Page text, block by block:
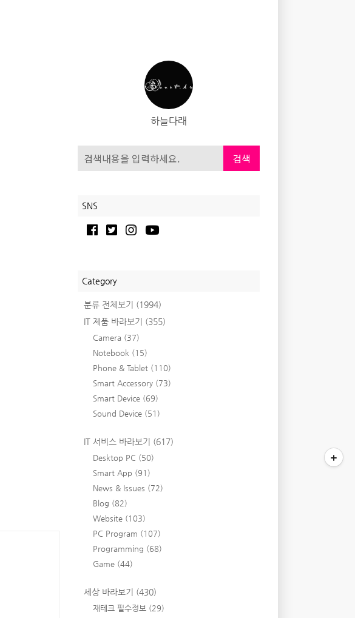
하늘다래
검색
SNS
Category
분류 전체보기 (1994)
IT 제품 바라보기 (355)
Camera (37)
Notebook (15)
Phone & Tablet (110)
Smart Accessory (73)
Smart Device (69)
Sound Device (51)
IT 서비스 바라보기 (617)
Desktop PC (50)
Smart App (91)
News & Issues (72)
Blog (82)
Website (103)
PC Program (107)
Programming (68)
Game (44)
세상 바라보기 (430)
재테크 필수정보 (29)